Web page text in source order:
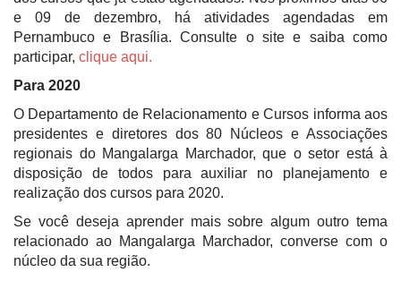
e 09 de dezembro, há atividades agendadas em
Pernambuco e Brasília. Consulte o site e saiba como
participar, clique aqui.
Para 2020
O Departamento de Relacionamento e Cursos informa aos
presidentes e diretores dos 80 Núcleos e Associações
regionais do Mangalarga Marchador, que o setor está à
disposição de todos para auxiliar no planejamento e
realização dos cursos para 2020.
Se você deseja aprender mais sobre algum outro tema
relacionado ao Mangalarga Marchador, converse com o
núcleo da sua região.